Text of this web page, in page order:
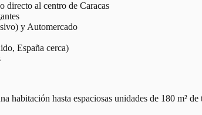
directo al centro de Caracas
y Automercado
España cerca)
habitación hasta espaciosas unidades de 180 m²